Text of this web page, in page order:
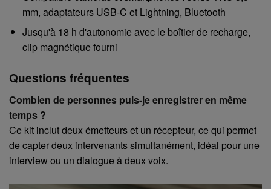
mm, adaptateurs USB-C et Lightning, Bluetooth
Jusqu'à 18 h d'autonomie avec le boîtier de recharge,
clip magnétique fourni
Questions fréquentes
Combien de personnes puis-je enregistrer en même
temps ?
Ce kit inclut deux émetteurs et un récepteur, ce qui permet
de capter deux intervenants simultanément, idéal pour une
interview ou un dialogue à deux voix.